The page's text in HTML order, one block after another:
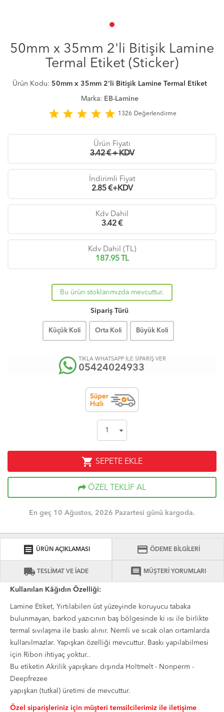
50mm x 35mm 2'li Bitişik Lamine
Termal Etiket (Sticker)
Ürün Kodu: 50mm x 35mm 2'li Bitişik Lamine Termal Etiket
Marka: EB-Lamine
star star star star star 1326 Değerlendirme
Ürün Fiyatı
3.42 € + KDV
İndirimli Fiyat
2.85€+KDV
Kdv Dahil
3.42€
Kdv Dahil (TL)
187.95 TL
Bu ürün stoklarımızda mevcuttur.
Sipariş Türü
Küçük Koli Orta Koli Büyük Koli
TIKLA WHATSAPP İLE SİPARİŞ VER
05424024933
shopping_cart SEPETE EKLE
ÖZEL TEKLİF AL
En geç 10 Ağustos, 2026 Pazartesi günü kargoda.
receipt ÜRÜN AÇIKLAMASI credit_card ÖDEME BİLGİLERİ
local_shipping TESLİMAT VE İADE comment MÜŞTERİ YORUMLARI
Kullanılan Kâğıdın Özelliği:
Lamine Etiket, Yırtılabilen üst yüzeyinde koruyucu tabaka
bulunmayan, barkod yazıcının baş bölgesinde ki ısı ile birlikte
termal sıvılaşma ile baskı alınır. Nemli ve sıcak olan ortamlarda
kullanılmazlar. Yapışkan özelliği mevcuttur. Baskı yapılabilmesi
için Ribon ihtiyaç yoktur..
Bu etiketin Akrilik yapışkanı dışında Holtmelt - Nonperm -
Deepfrezee
yapışkan (tutkal) üretimi de mevcuttur.
Özel siparişleriniz için müşteri temsilcilerimiz ile iletişime